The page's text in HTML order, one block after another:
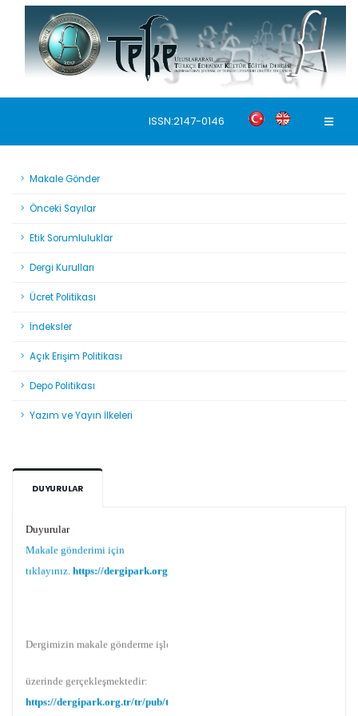
ISSN:2147-0146
Makale Gönder
Önceki Sayılar
Etik Sorumluluklar
Dergi Kurulları
Ücret Politikası
İndeksler
Açık Erişim Politikası
Depo Politikası
Yazım ve Yayın İlkeleri
DUYURULAR
Duyurular
Makale gönderimi için
tıklayınız.
https://dergipark.org.tr/tr/pub/teke
Dergimizin makale gönderme işlemi Dergipark
üzerinde gerçekleşmektedir:
https://dergipark.org.tr/tr/pub/teke